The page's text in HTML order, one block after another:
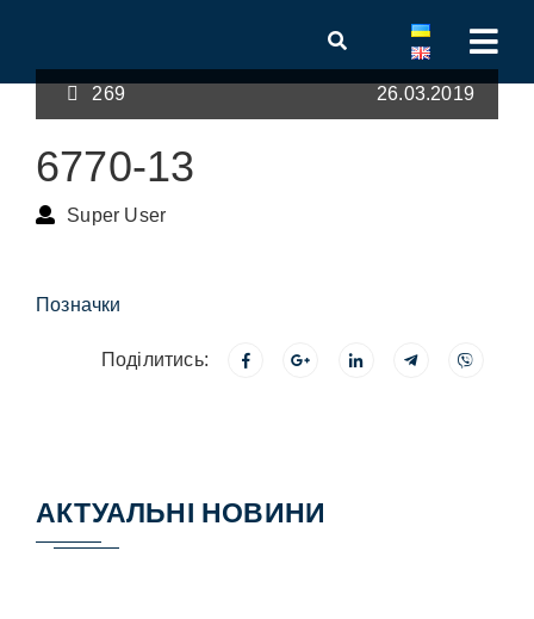
269 26.03.2019
6770-13
Super User
Позначки
Поділитись:
АКТУАЛЬНІ НОВИНИ